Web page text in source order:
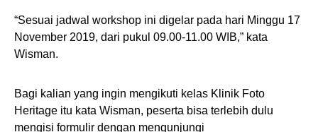
“Sesuai jadwal workshop ini digelar pada hari Minggu 17
November 2019, dari pukul 09.00-11.00 WIB,” kata
Wisman.
Bagi kalian yang ingin mengikuti kelas Klinik Foto
Heritage itu kata Wisman, peserta bisa terlebih dulu
mengisi formulir dengan mengunjungi